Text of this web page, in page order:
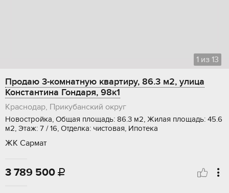
1 из 13
Продаю 3-комнатную квартиру, 86.3 м2, улица
Константина Гондаря, 98к1
Краснодар, Прикубанский округ
Новостройка, Общая площадь: 86.3 м2, Жилая площадь: 45.6
м2, Этаж: 7 / 16, Отделка: чистовая, Ипотека
ЖК Сармат
3 789 500 